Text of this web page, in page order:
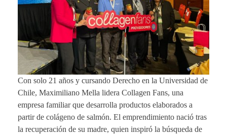
Con solo 21 años y cursando Derecho en la Universidad de
Chile, Maximiliano Mella lidera Collagen Fans, una
empresa familiar que desarrolla productos elaborados a
partir de colágeno de salmón. El emprendimiento nació tras
la recuperación de su madre, quien inspiró la búsqueda de